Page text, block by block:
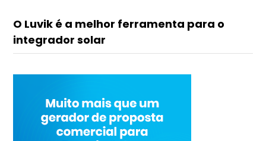
O Luvik é a melhor ferramenta para o
integrador solar